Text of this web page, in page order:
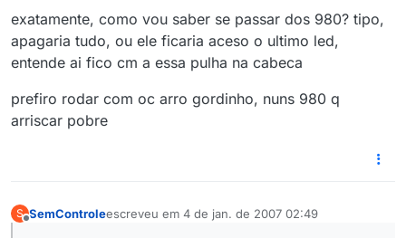
exatamente, como vou saber se passar dos 980? tipo,
apagaria tudo, ou ele ficaria aceso o ultimo led,
entende ai fico cm a essa pulha na cabeca
prefiro rodar com oc arro gordinho, nuns 980 q
arriscar pobre
S SemControleescreveu em 4 de jan. de 2007 02:49
última edição por